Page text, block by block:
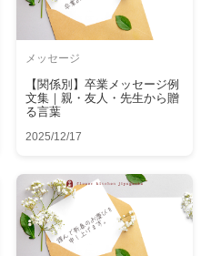
メッセージ
【関係別】卒業メッセージ例
文集｜親・友人・先生から贈
る言葉
2025/12/17